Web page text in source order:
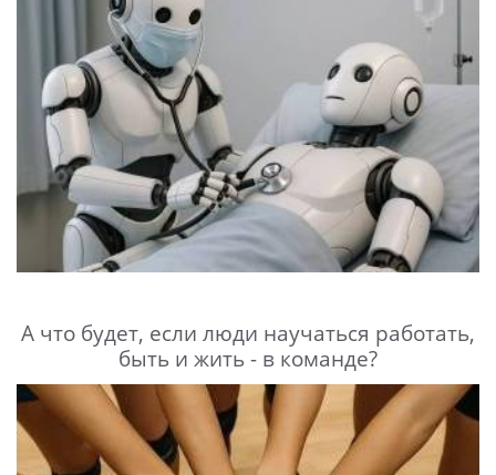
А что будет, если люди научаться работать,
быть и жить - в команде?